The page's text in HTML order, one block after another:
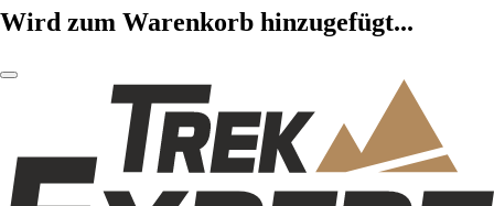
Wird zum Warenkorb hinzugefügt...